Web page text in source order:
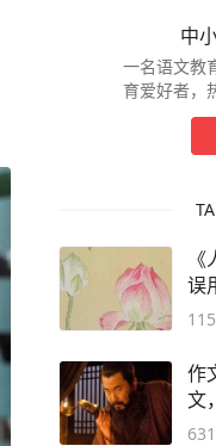
中
一名语文教
育爱好者，
误
作
文
孩
631